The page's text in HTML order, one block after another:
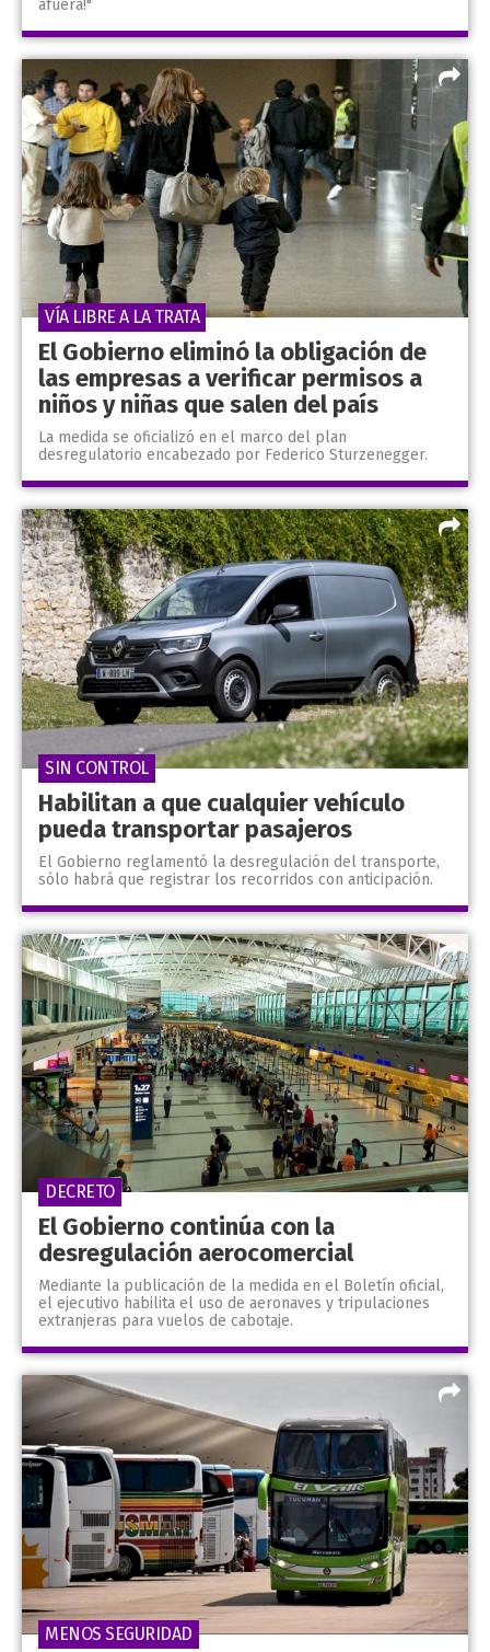
afuera!"
El Gobierno eliminó la obligación de
las empresas a verificar permisos a
niños y niñas que salen del país
La medida se oficializó en el marco del plan
desregulatorio encabezado por Federico Sturzenegger.
VÍA LIBRE A LA TRATA
Habilitan a que cualquier vehículo
pueda transportar pasajeros
El Gobierno reglamentó la desregulación del transporte,
sólo habrá que registrar los recorridos con anticipación.
SIN CONTROL
El Gobierno continúa con la
desregulación aerocomercial
Mediante la publicación de la medida en el Boletín oficial,
el ejecutivo habilita el uso de aeronaves y tripulaciones
extranjeras para vuelos de cabotaje.
DECRETO
MENOS SEGURIDAD